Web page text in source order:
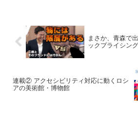
まさか、青森で
ックプライシング
連載② アクセシビリティ対応に動くロシ
アの美術館・博物館